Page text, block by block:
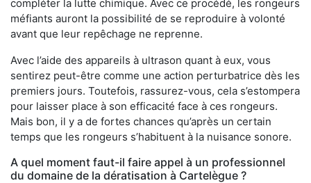
compléter la lutte chimique. Avec ce procédé, les rongeurs
méfiants auront la possibilité de se reproduire à volonté
avant que leur repêchage ne reprenne.
Avec l’aide des appareils à ultrason quant à eux, vous
sentirez peut-être comme une action perturbatrice dès les
premiers jours. Toutefois, rassurez-vous, cela s’estompera
pour laisser place à son efficacité face à ces rongeurs.
Mais bon, il y a de fortes chances qu’après un certain
temps que les rongeurs s’habituent à la nuisance sonore.
A quel moment faut-il faire appel à un professionnel
du domaine de la dératisation à Cartelègue ?